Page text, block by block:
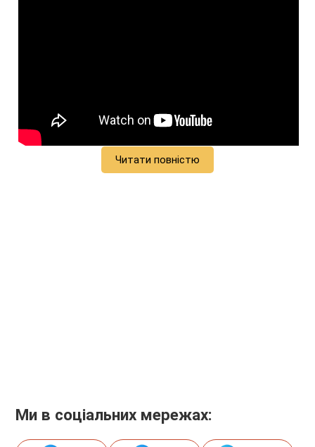
Читати повністю
Ми в соціальних мережах: